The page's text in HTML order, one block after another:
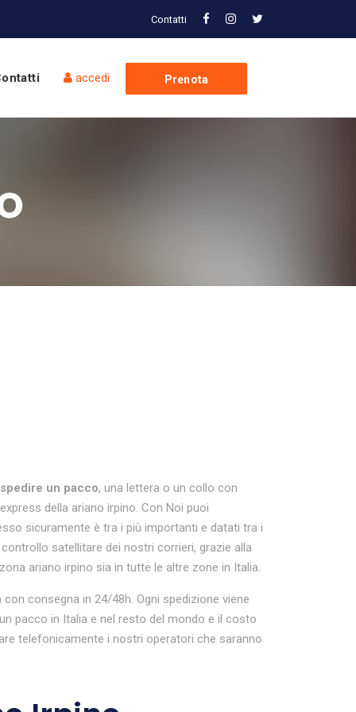
Contatti
accedi Prenota
spedire un pacco, una lettera o un collo con
della ariano irpino. Con Noi puoi
sicuramente è tra i più importanti e datati tra i
satellitare dei nostri corrieri, grazie alla
ariano irpino sia in tutte le altre zone in Italia.
consegna in 24/48h. Ogni spedizione viene
pacco in Italia e nel resto del mondo e il costo
telefonicamente i nostri operatori che saranno